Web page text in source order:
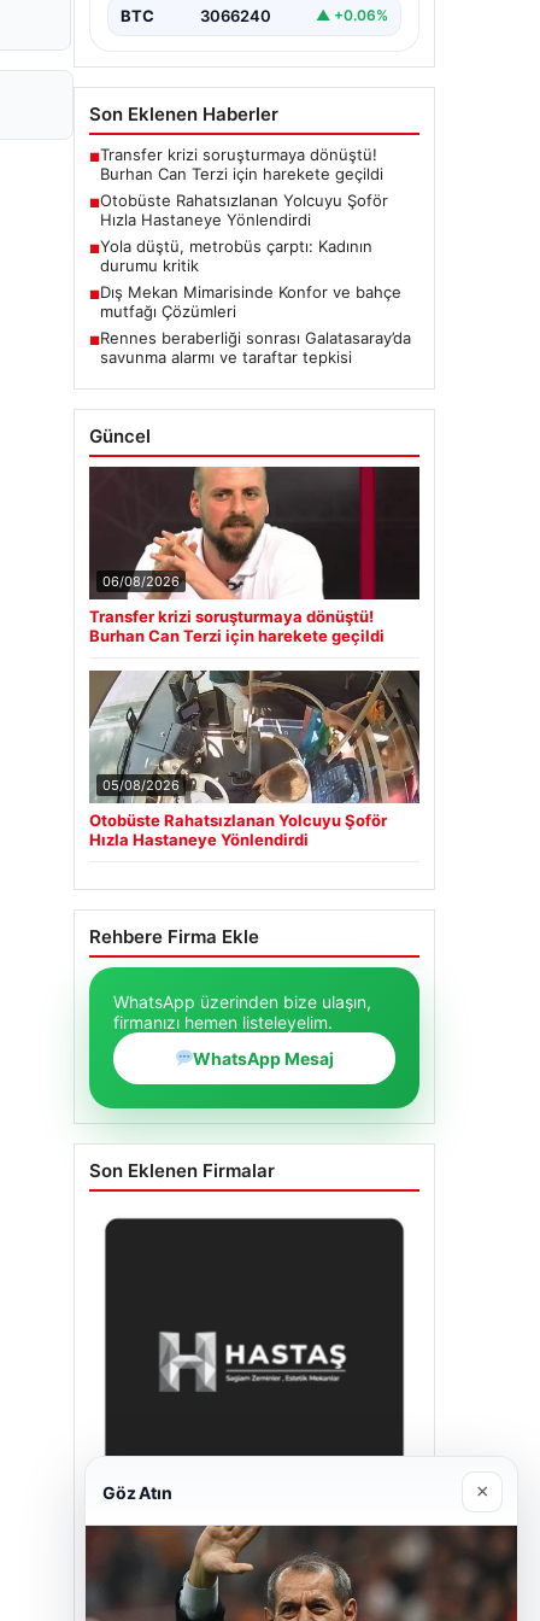
BTC 3066240 ▲ +0.06%
Son Eklenen Haberler
■Transfer krizi soruşturmaya dönüştü!
Burhan Can Terzi için harekete geçildi
■Otobüste Rahatsızlanan Yolcuyu Şoför
Hızla Hastaneye Yönlendirdi
■Yola düştü, metrobüs çarptı: Kadının
durumu kritik
■Dış Mekan Mimarisinde Konfor ve bahçe
mutfağı Çözümleri
■Rennes beraberliği sonrası Galatasaray’da
savunma alarmı ve taraftar tepkisi
Güncel
06/08/2026
Transfer krizi soruşturmaya dönüştü!
Burhan Can Terzi için harekete geçildi
05/08/2026
Otobüste Rahatsızlanan Yolcuyu Şoför
Hızla Hastaneye Yönlendirdi
Rehbere Firma Ekle
WhatsApp üzerinden bize ulaşın,
firmanızı hemen listeleyelim.
WhatsApp Mesaj
Son Eklenen Firmalar
Hastaş Beton
Göz Atın ×